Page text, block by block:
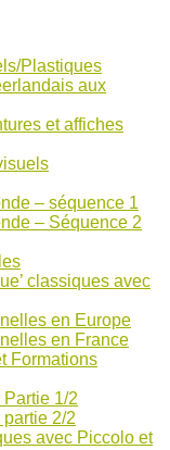
Plastiques
aux
et affiches
– séquence 1
– Séquence 2
classiques avec
en Europe
en France
Formations
1/2
2/2
avec Piccolo et